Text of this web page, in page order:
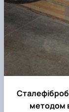
методом